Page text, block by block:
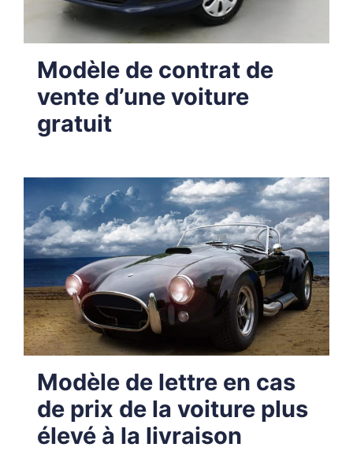
Modèle de contrat de
vente d’une voiture
gratuit
Modèle de lettre en cas
de prix de la voiture plus
élevé à la livraison